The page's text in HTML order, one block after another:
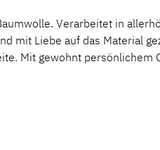
Verarbeitet in
mit Liebe auf das Material
Mit gewohnt persönlichem